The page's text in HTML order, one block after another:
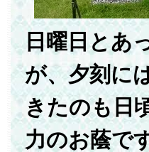
日曜日とあ
が、夕刻に
きたのも日
力のお蔭で